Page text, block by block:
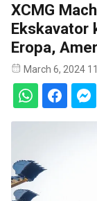
XCMG
Ekskavator
Eropa,
March 6, 2024